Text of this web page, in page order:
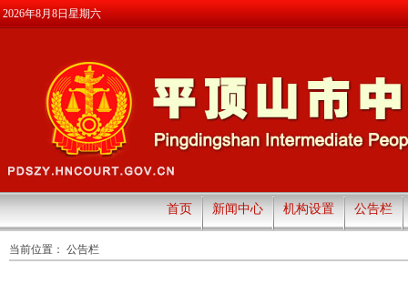
2026年8月8日星期六
首页 新闻中心 机构设置 公告栏
当前位置： 公告栏